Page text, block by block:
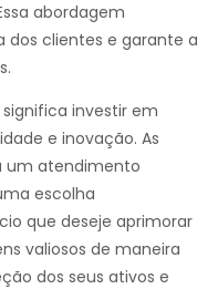
abordagem
dos clientes e garante a
investir em
e inovação. As
um atendimento
escolha
que deseje aprimorar
valiosos de maneira
dos seus ativos e